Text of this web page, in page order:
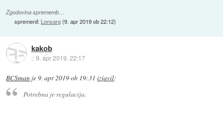
Zgodovina sprememb…
spremenil: Lonsarg(9. apr 2019 ob 22:12)
kakob
::9. apr 2019, 22:17
BCSman je 9. apr 2019 ob 19:31 izjavil:
Potrebna je regulacija.